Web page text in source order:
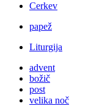
Cerkev
papež
Liturgija
advent
božič
post
velika noč